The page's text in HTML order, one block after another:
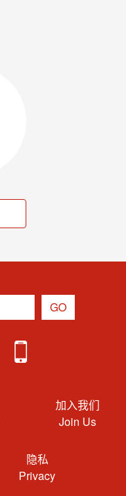
加入我们
Join Us
隐私
Privacy